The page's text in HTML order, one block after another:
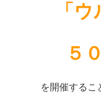
「
５
を開催するこ